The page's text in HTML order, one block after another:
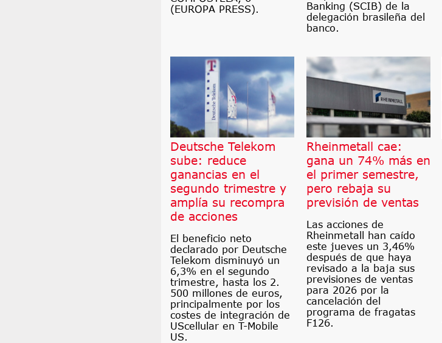
(EUROPA PRESS).
Banking (SCIB) de la
delegación brasileña del
banco.
Deutsche Telekom
sube: reduce
ganancias en el
segundo trimestre y
amplía su recompra
de acciones
El beneficio neto
declarado por Deutsche
Telekom disminuyó un
6,3% en el segundo
trimestre, hasta los 2.
500 millones de euros,
principalmente por los
costes de integración de
UScellular en T-Mobile
US.
Rheinmetall cae:
gana un 74% más en
el primer semestre,
pero rebaja su
previsión de ventas
Las acciones de
Rheinmetall han caído
este jueves un 3,46%
después de que haya
revisado a la baja sus
previsiones de ventas
para 2026 por la
cancelación del
programa de fragatas
F126.